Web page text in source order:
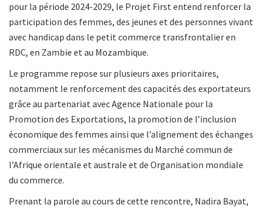
pour la période 2024-2029, le Projet First entend renforcer la
participation des femmes, des jeunes et des personnes vivant
avec handicap dans le petit commerce transfrontalier en
RDC, en Zambie et au Mozambique.
Le programme repose sur plusieurs axes prioritaires,
notamment le renforcement des capacités des exportateurs
grâce au partenariat avec Agence Nationale pour la
Promotion des Exportations, la promotion de l’inclusion
économique des femmes ainsi que l’alignement des échanges
commerciaux sur les mécanismes du Marché commun de
l’Afrique orientale et australe et de Organisation mondiale
du commerce.
Prenant la parole au cours de cette rencontre, Nadira Bayat,